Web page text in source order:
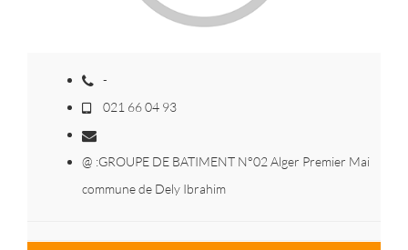
-
021 66 04 93
@ :GROUPE DE BATIMENT N°02 Alger Premier Mai
commune de Dely Ibrahim